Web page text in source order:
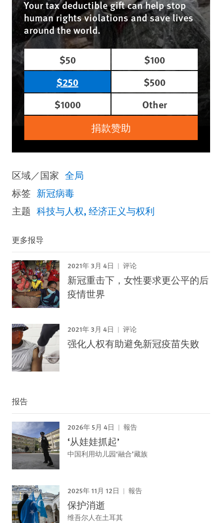
Your tax deductible gift can help stop
human rights violations and save lives
around the world.
$50
$100
$250
$500
$1000
Other
捐款赞助
区域／国家 全局
标签 新冠病毒
主题 科技与人权 经济正义与权利
更多报导
2021年 3月 4日 评论
新冠重击下，女性要求更公平的后
疫情世界
2021年 3月 4日 评论
强化人权有助避免新冠疫苗失败
报告
2026年 5月 4日 報告
‘从娃娃抓起’
中国利用幼儿园‘融合’藏族
2025年 11月 12日 報告
保护消逝
维吾尔人在土耳其